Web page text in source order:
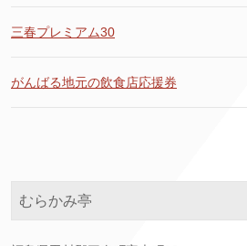
三春プレミアム30
がんばる地元の飲食店応援券
むらかみ亭